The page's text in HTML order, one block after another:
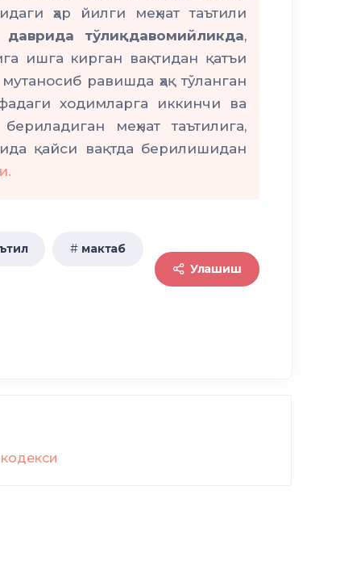
3 ойдан
ходимларга
ҳар йилги меҳнат таътили
даврида тўлиқ давомийликда,
ишга кирган вақтидан қатъи
равишда ҳақ тўланган
ходимларга иккинчи ва
меҳнат таътилига,
қайси вақтда берилишидан
мактаб
Улашиш